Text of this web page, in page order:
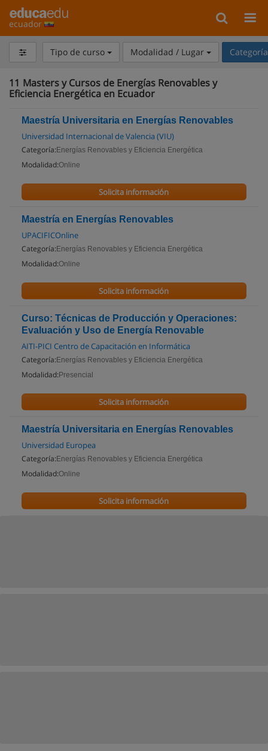
ecuador
Tipo de curso Modalidad / Lugar
11 Masters y Cursos de Energías Renovables y
Eficiencia Energética en Ecuador
Maestría Universitaria en Energías Renovables
Universidad Internacional de Valencia (VIU)
Categoría: Energías Renovables y Eficiencia Energética
Modalidad:Online
Solicita información
Maestría en Energías Renovables
UPACIFICOnline
Categoría: Energías Renovables y Eficiencia Energética
Modalidad:Online
Solicita información
Curso: Técnicas de Producción y Operaciones:
Evaluación y Uso de Energía Renovable
AITI-PICI Centro de Capacitación en Informática
Categoría: Energías Renovables y Eficiencia Energética
Modalidad: Presencial
Solicita información
Maestría Universitaria en Energías Renovables
Universidad Europea
Categoría: Energías Renovables y Eficiencia Energética
Modalidad:Online
Solicita información